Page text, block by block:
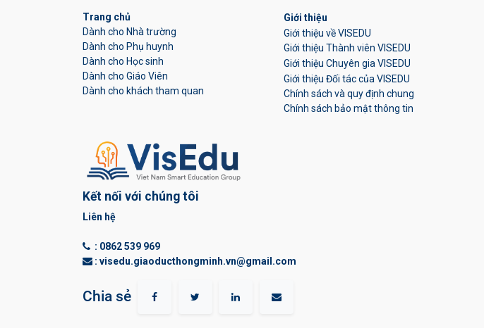
Trang chủ
Dành cho Nhà trường
Dành cho Phụ huynh
Dành cho Học sinh
Dành cho Giáo Viên
Dành cho khách tham quan
Giới thiệu
Giới thiệu về VISEDU
Giới thiệu Thành viên VISEDU
Giới thiệu Chuyên gia VISEDU
Giới thiệu Đối tác của VISEDU
Chính sách và quy định chung
Chính sách bảo mật thông tin
Kết nối với chúng tôi
Liên hệ
: 0862 539 969
: visedu.giaoducthongminh.vn@gmail.com
Chia sẻ